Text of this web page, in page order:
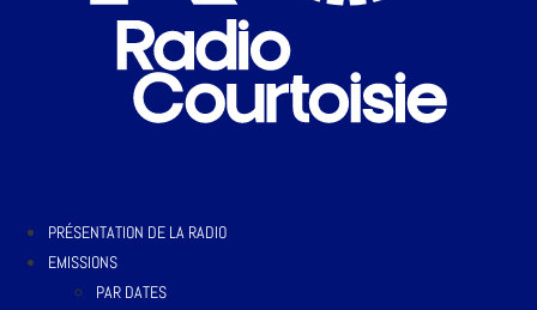
PRÉSENTATION DE LA RADIO
EMISSIONS
PAR DATES